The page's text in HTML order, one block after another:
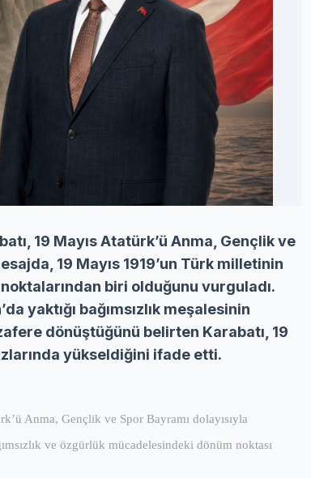
19 Mayıs Atatürk’ü Anma, Gençlik ve
19 Mayıs 1919’un Türk milletinin
biri olduğunu vurguladı.
yaktığı bağımsızlık meşalesinin
dönüştüğünü belirten Karabatı, 19
yükseldiğini ifade etti.
Anma, Gençlik ve Spor Bayramı dolayısıyla
ve özgürlük mücadelesindeki dönüm noktası